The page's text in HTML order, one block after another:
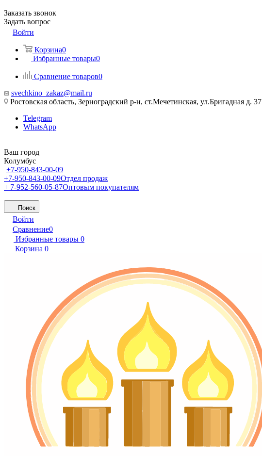
Заказать звонок
Задать вопрос
Войти
Корзина0
Избранные товары0
Сравнение товаров0
svechkino_zakaz@mail.ru
Ростовская область, Зерноградский р-н, ст.Мечетинская, ул.Бригадная д. 37
Telegram
WhatsApp
Ваш город
Колумбус
+7-950-843-00-09
+7-950-843-00-09Отдел продаж
+ 7-952-560-05-87Оптовым покупателям
Поиск
Войти
Сравнение0
Избранные товары 0
Корзина 0